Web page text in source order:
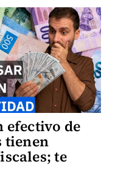
efectivo de
tienen
te